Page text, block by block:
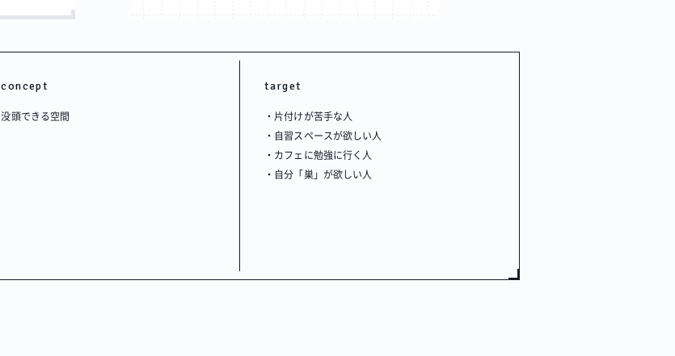
concept
没頭できる空間
target
・片付けが苦手な人
・自習スペースが欲しい人
・カフェに勉強に行く人
・自分「巣」が欲しい人